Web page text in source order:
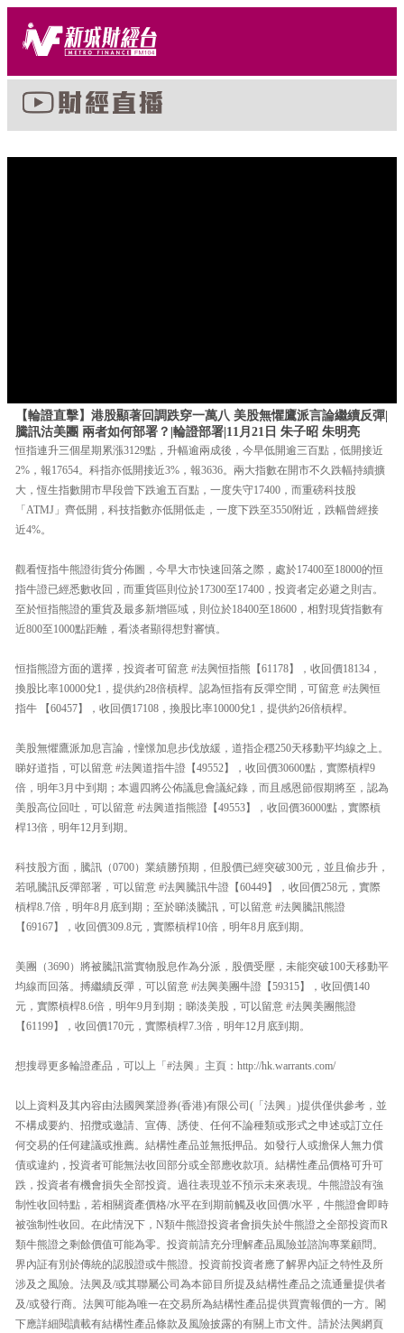
【輪證直擊】港股顯著回調跌穿一萬八 美股無懼鷹派言論繼續反彈|
騰訊沽美團 兩者如何部署？|輪證部署|11月21日 朱子昭 朱明亮
恒指連升三個星期累漲3129點，升幅逾兩成後，今早低開逾三百點，低開接近
2%，報17654。科指亦低開接近3%，報3636。兩大指數在開市不久跌幅持續擴
大，恆生指數開市早段曾下跌逾五百點，一度失守17400，而重磅科技股
「ATMJ」齊低開，科技指數亦低開低走，一度下跌至3550附近，跌幅曾經接
近4%。
觀看恆指牛熊證街貨分佈圖，今早大市快速回落之際，處於17400至18000的恒
指牛證已經悉數收回，而重貨區則位於17300至17400，投資者定必避之則吉。
至於恒指熊證的重貨及最多新增區域，則位於18400至18600，相對現貨指數有
近800至1000點距離，看淡者顯得想對審慎。
恒指熊證方面的選擇，投資者可留意 #法興恒指熊【61178】，收回價18134，
換股比率10000兌1，提供約28倍槓桿。認為恒指有反彈空間，可留意 #法興恒
指牛 【60457】，收回價17108，換股比率10000兌1，提供約26倍槓桿。
美股無懼鷹派加息言論，憧憬加息步伐放緩，道指企穩250天移動平均線之上。
睇好道指，可以留意 #法興道指牛證【49552】，收回價30600點，實際槓桿9
倍，明年3月中到期；本週四將公佈議息會議紀錄，而且感恩節假期將至，認為
美股高位回吐，可以留意 #法興道指熊證【49553】，收回價36000點，實際槓
桿13倍，明年12月到期。
科技股方面，騰訊（0700）業績勝預期，但股價已經突破300元，並且偷步升，
若吼騰訊反彈部署，可以留意 #法興騰訊牛證【60449】，收回價258元，實際
槓桿8.7倍，明年8月底到期；至於睇淡騰訊，可以留意 #法興騰訊熊證
【69167】，收回價309.8元，實際槓桿10倍，明年8月底到期。
美團（3690）將被騰訊當實物股息作為分派，股價受壓，未能突破100天移動平
均線而回落。搏繼續反彈，可以留意 #法興美團牛證【59315】，收回價140
元，實際槓桿8.6倍，明年9月到期；睇淡美股，可以留意 #法興美團熊證
【61199】，收回價170元，實際槓桿7.3倍，明年12月底到期。
想搜尋更多輪證產品，可以上「#法興」主頁：http://hk.warrants.com/
以上資料及其內容由法國興業證券(香港)有限公司(「法興」)提供僅供參考，並
不構成要約、招攬或邀請、宣傳、誘使、任何不論種類或形式之申述或訂立任
何交易的任何建議或推薦。結構性產品並無抵押品。如發行人或擔保人無力償
債或違約，投資者可能無法收回部分或全部應收款項。結構性產品價格可升可
跌，投資者有機會損失全部投資。過往表現並不預示未來表現。牛熊證設有強
制性收回特點，若相關資產價格/水平在到期前觸及收回價/水平，牛熊證會即時
被強制性收回。在此情況下，N類牛熊證投資者會損失於牛熊證之全部投資而R
類牛熊證之剩餘價值可能為零。投資前請充分理解產品風險並諮詢專業顧問。
界內証有別於傳統的認股證或牛熊證。投資前投資者應了解界內証之特性及所
涉及之風險。法興及/或其聯屬公司為本節目所提及結構性產品之流通量提供者
及/或發行商。法興可能為唯一在交易所為結構性產品提供買賣報價的一方。閣
下應詳細閱讀載有結構性產品條款及風險披露的有關上市文件。請於法興網頁